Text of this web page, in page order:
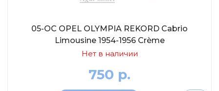
05-OC OPEL OLYMPIA REKORD Cabrio
Limousine 1954-1956 Crème
Нет в наличии
750 р.